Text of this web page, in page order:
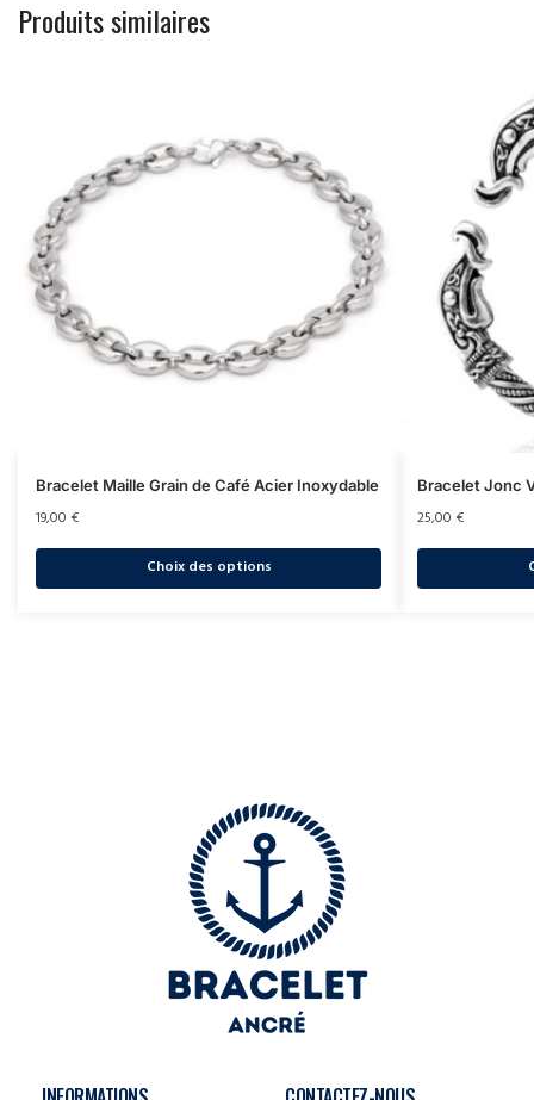
Produits similaires
Bracelet Maille Grain de Café Acier Inoxydable
19,00 €
Choix des options
Bracelet Jonc
25,00 €